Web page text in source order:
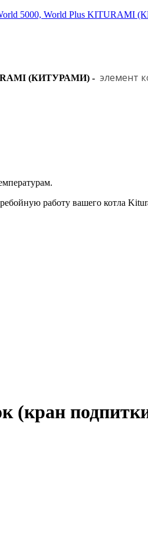
(КИТУРАМИ) - элемент
работу вашего котла